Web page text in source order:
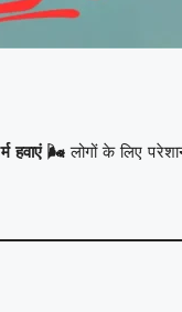
हवाएं 🌬️ लोगों के लिए